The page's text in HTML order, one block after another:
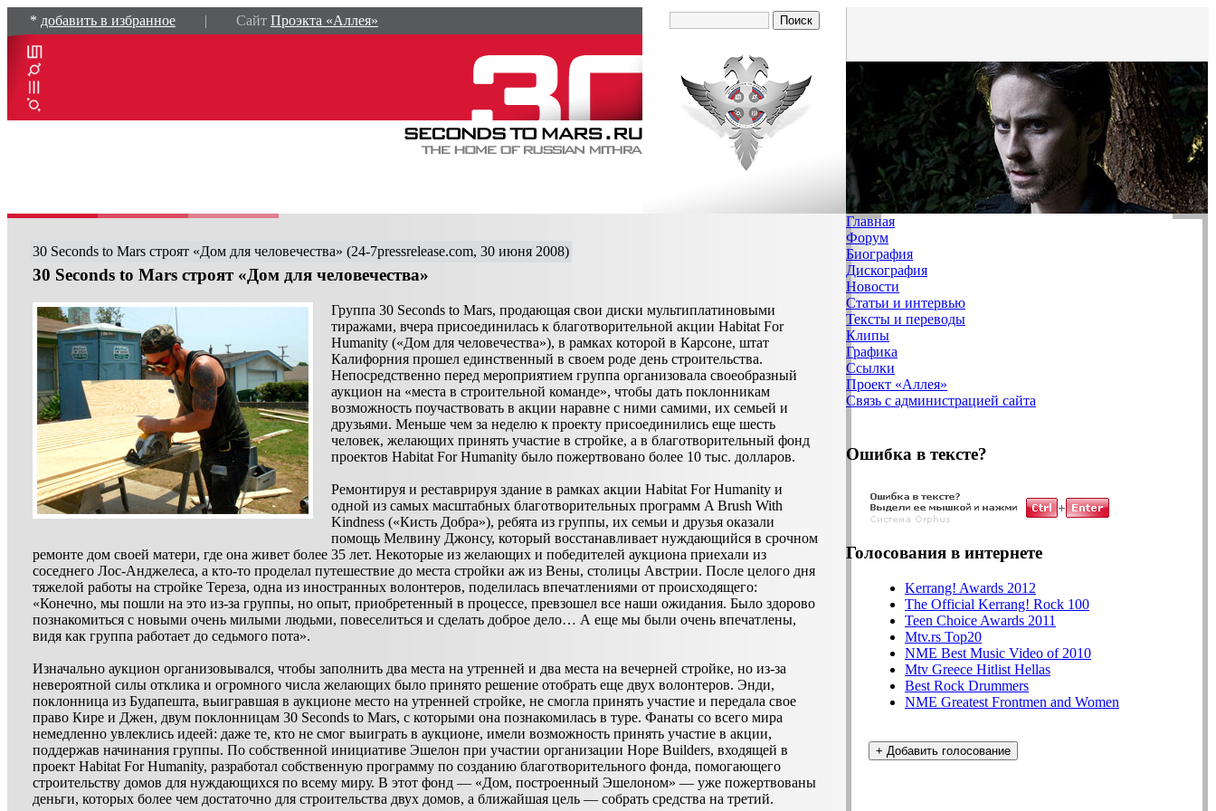
* добавить в избранное | Сайт Проэкта «Аллея»
30 Seconds to Mars строят «Дом для человечества» (24-7pressrelease.com, 30 июня 2008)
30 Seconds to Mars строят «Дом для человечества»
Группа 30 Seconds to Mars, продающая свои диски мультиплатиновыми
тиражами, вчера присоединилась к благотворительной акции Habitat For
Humanity («Дом для человечества»), в рамках которой в Карсоне, штат
Калифорния прошел единственный в своем роде день строительства.
Непосредственно перед мероприятием группа организовала своеобразный
аукцион на «места в строительной команде», чтобы дать поклонникам
возможность поучаствовать в акции наравне с ними самими, их семьей и
друзьями. Меньше чем за неделю к проекту присоединились еще шесть
человек, желающих принять участие в стройке, а в благотворительный фонд
проектов Habitat For Humanity было пожертвовано более 10 тыс. долларов.
Ремонтируя и реставрируя здание в рамках акции Habitat For Humanity и
одной из самых масштабных благотворительных программ A Brush With
Kindness («Кисть Добра»), ребята из группы, их семьи и друзья оказали
помощь Мелвину Джонсу, который восстанавливает нуждающийся в срочном
ремонте дом своей матери, где она живет более 35 лет. Некоторые из желающих и победителей аукциона приехали из
соседнего Лос-Анджелеса, а кто-то проделал путешествие до места стройки аж из Вены, столицы Австрии. После целого дня
тяжелой работы на стройке Тереза, одна из иностранных волонтеров, поделилась впечатлениями от происходящего:
«Конечно, мы пошли на это из-за группы, но опыт, приобретенный в процессе, превзошел все наши ожидания. Было здорово
познакомиться с новыми очень милыми людьми, повеселиться и сделать доброе дело… А еще мы были очень впечатлены,
видя как группа работает до седьмого пота».
Изначально аукцион организовывался, чтобы заполнить два места на утренней и два места на вечерней стройке, но из-за
невероятной силы отклика и огромного числа желающих было принято решение отобрать еще двух волонтеров. Энди,
поклонница из Будапешта, выигравшая в аукционе место на утренней стройке, не смогла принять участие и передала свое
право Кире и Джен, двум поклонницам 30 Seconds to Mars, с которыми она познакомилась в туре. Фанаты со всего мира
немедленно увлеклись идеей: даже те, кто не смог выиграть в аукционе, имели возможность принять участие в акции,
поддержав начинания группы. По собственной инициативе Эшелон при участии организации Hope Builders, входящей в
проект Habitat For Humanity, разработал собственную программу по созданию благотворительного фонда, помогающего
строительству домов для нуждающихся по всему миру. В этот фонд — «Дом, построенный Эшелоном» — уже пожертвованы
деньги, которых более чем достаточно для строительства двух домов, а ближайшая цель — собрать средства на третий.
Главная
Форум
Биография
Дискография
Новости
Статьи и интервью
Тексты и переводы
Клипы
Графика
Ссылки
Проект «Аллея»
Связь с администрацией сайта
Ошибка в тексте?
Голосования в интернете
Kerrang! Awards 2012
The Official Kerrang! Rock 100
Teen Choice Awards 2011
Mtv.rs Top20
NME Best Music Video of 2010
Mtv Greece Hitlist Hellas
Best Rock Drummers
NME Greatest Frontmen and Women